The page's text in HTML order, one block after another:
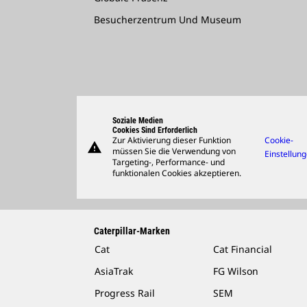
Besucherzentrum Und Museum
warning
Soziale Medien
Cookies Sind Erforderlich
Zur Aktivierung dieser Funktion
müssen Sie die Verwendung von
Targeting-, Performance- und
funktionalen Cookies akzeptieren.
Cookie-
Caterpillar-Marken
Cat
Cat Financial
AsiaTrak
FG Wilson
Progress Rail
SEM